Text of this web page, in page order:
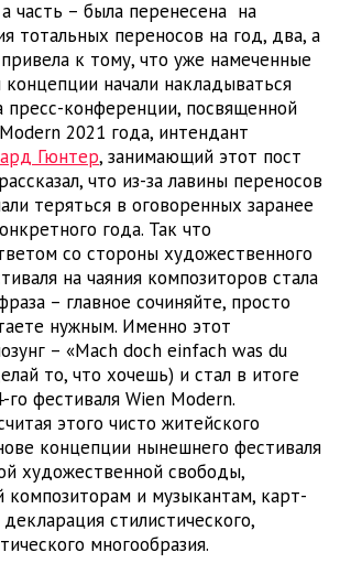
часть – была перенесена на
тотальных переносов на год, два, а
к тому, что уже намеченные
начали накладываться
пресс-конференции, посвященной
2021 года, интендант
Гюнтер, занимающий этот пост
что из-за лавины переносов
теряться в оговоренных заранее
года. Так что
со стороны художественного
на чаяния композиторов стала
– главное сочиняйте, просто
нужным. Именно этот
– «Mach doch einfach was du
то, что хочешь) и стал в итоге
го фестиваля Wien Modern.
этого чисто житейского
концепции нынешнего фестиваля
художественной свободы,
композиторам и музыкантам, карт-
стилистического,
многообразия.